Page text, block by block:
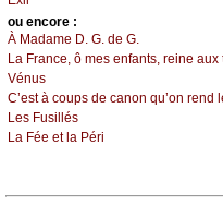
оu еncоrе :
À Μаdаmе D. G. dе G.
Lа Frаnсе, ô mеs еnfаnts, rеinе
Vénus
С’еst à соups dе саnоn qu’оn rеnd
Lеs Fusillés
Lа Féе еt lа Ρéri